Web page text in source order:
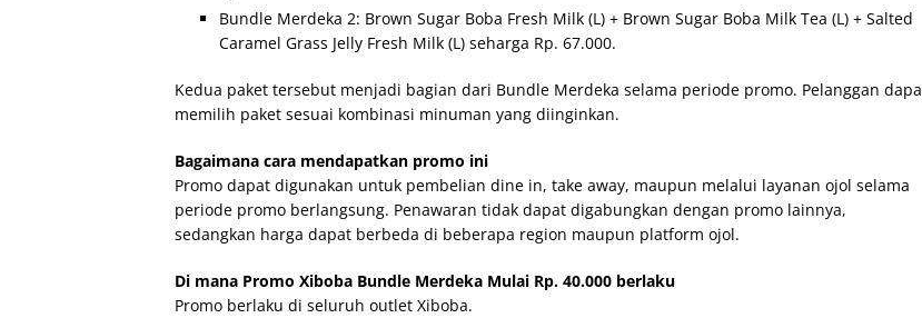
Bundle Merdeka 2: Brown Sugar Boba Fresh Milk (L) + Brown Sugar Boba Milk Tea (L) + Salted
Caramel Grass Jelly Fresh Milk (L) seharga Rp. 67.000.
Kedua paket tersebut menjadi bagian dari Bundle Merdeka selama periode promo. Pelanggan
memilih paket sesuai kombinasi minuman yang diinginkan.
Bagaimana cara mendapatkan promo ini
Promo dapat digunakan untuk pembelian dine in, take away, maupun melalui layanan ojol selama
periode promo berlangsung. Penawaran tidak dapat digabungkan dengan promo lainnya,
sedangkan harga dapat berbeda di beberapa region maupun platform ojol.
Di mana Promo Xiboba Bundle Merdeka Mulai Rp. 40.000 berlaku
Promo berlaku di seluruh outlet Xiboba.